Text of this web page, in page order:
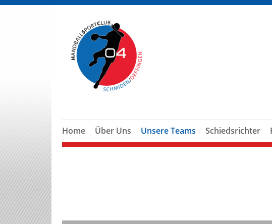
Home Über Uns Unsere Teams Schiedsrichter